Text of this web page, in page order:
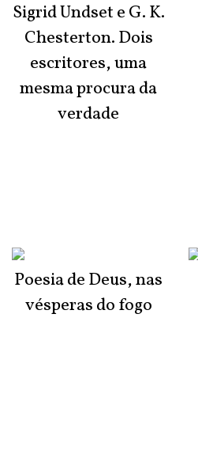
Sigrid Undset e G. K.
Chesterton. Dois
escritores, uma
mesma procura da
verdade
Poesia de Deus, nas
vésperas do fogo